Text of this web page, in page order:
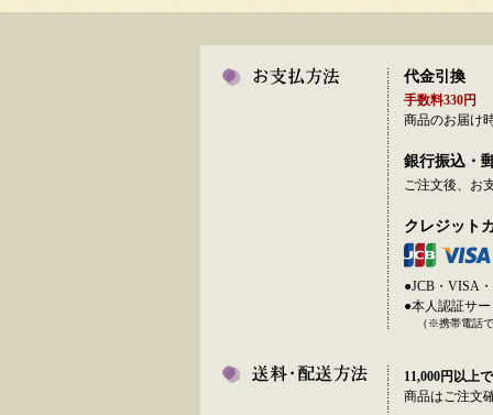
代金引換
手数料330円
商品のお届け
銀行振込・
ご注文後、お
クレジット
●JCB・VISA
●本人認証サ
（※携帯電話
11,000円以上で
商品はご注文